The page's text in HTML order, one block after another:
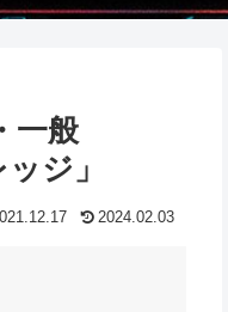
一般
ジ」
2024.02.03